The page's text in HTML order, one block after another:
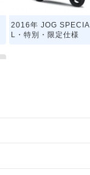
2016年 JOG SPECIA
L・特別・限定仕様